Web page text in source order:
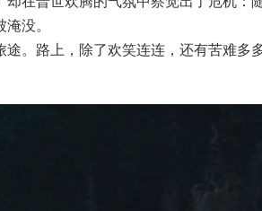
没。
。路上，除了欢笑连连，还有苦难多